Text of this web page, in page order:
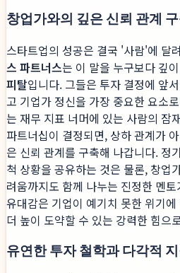
창업가와의 깊은 신뢰 관계
스타트업의 성공은 결국 '사람'에 달
스 파트너스는 이 말을 누구보다 깊
피탈입니다. 그들은 투자 결정에 앞
고 기업가 정신을 가장 중요한 요소
는 재무 지표 너머에 있는 사람의 잠
파트너십이 결정되면, 상하 관계가
은 신뢰 관계를 구축해 나갑니다. 정
척 상황을 공유하는 것은 물론, 창업
려움까지도 함께 나누는 진정한 멘
유대감은 기업이 예기치 못한 위기
더 높이 도약할 수 있는 강력한 힘으
유연한 투자 철학과 다각적